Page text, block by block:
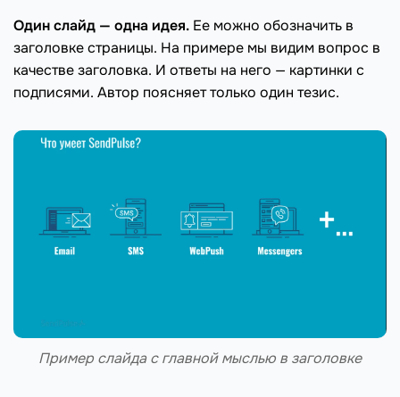
Один слайд — одна идея. Ее можно обозначить в
заголовке страницы. На примере мы видим вопрос в
качестве заголовка. И ответы на него — картинки с
подписями. Автор поясняет только один тезис.
Пример слайда с главной мыслью в заголовке